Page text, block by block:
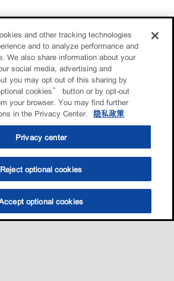
and other tracking technologies
and to analyze performance and
We also share information about your
social media, advertising and
you may opt out of this sharing by
cookies” button or by opt-out
your browser. You may find further
in the Privacy Center.
隐私政策
Privacy center
Reject optional cookies
optional cookies